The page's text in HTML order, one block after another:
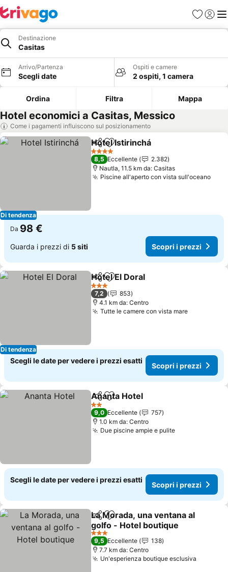
PreferitiAccedi
Destinazione
Casitas
Arrivo/Partenza
Scegli date
Ospiti e camere
2 ospiti, 1 camera
Ordina Filtra Mappa
Hotel economici a Casitas, Messico
Come i pagamenti influiscono sul posizionamento
Di tendenza
CondividiAggiungi ai preferiti
Hotel Istirinchá
4 Stelle
8,5 Eccellente
2.382
Nautla, 11.5 km da: Casitas
Piscine all'aperto con vista sull'oceano
Da 98 €
Guarda i prezzi di 5 siti Scopri i prezzi
Di tendenza
CondividiAggiungi ai preferiti
Hotel El Doral
3 Stelle
7,2
853
4.1 km da: Centro
Tutte le camere con vista mareScopri i
Scegli le date per vedere i prezzi esatti
Scopri i prezzi
CondividiAggiungi ai preferiti
Ananta Hotel
2 Stelle
9,0 Eccellente
757
1.0 km da: Centro
Due piscine ampie e puliteScopri i
Scegli le date per vedere i prezzi esatti
Scopri i prezzi
CondividiAggiungi ai preferiti
La Morada, una ventana al
golfo - Hotel boutique
Scopri i prezzi
3 Stelle
9,5 Eccellente
138
7.7 km da: Centro
Un'esperienza boutique esclusiva